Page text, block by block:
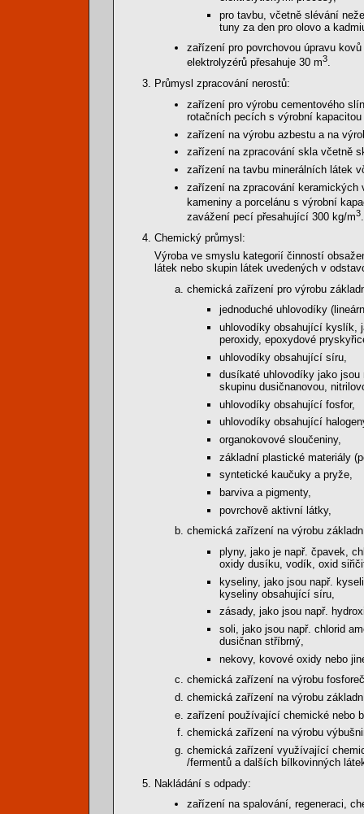
pro tavbu, včetně slévání
tuny za den pro olovo a
zařízení pro povrchovou úpravu
elektrolyzérů přesahuje 30 m3.
Průmysl zpracování nerostů:
zařízení pro výrobu cementového
rotačních pecích s výrobní
zařízení na výrobu azbestu a na
zařízení na zpracování skla včetně
zařízení na tavbu minerálních látek
zařízení na zpracování
kameniny a porcelánu s výrobní
zavážení pecí přesahující 300 kg/m3.
Chemický průmysl:
Výroba ve smyslu kategorií činností
látek nebo skupin látek uvedených v
chemická zařízení pro výrobu
jednoduché uhlovodíky
uhlovodíky obsahující kyslík,
peroxidy, epoxydové
uhlovodíky obsahující síru,
dusíkaté uhlovodíky jako jsou
skupinu dusičnanovou,
uhlovodíky obsahující fosfor,
uhlovodíky obsahující
organokovové sloučeniny,
základní plastické materiály
syntetické kaučuky a pryže,
barviva a pigmenty,
povrchově aktivní látky,
chemická zařízení na výrobu
plyny, jako je např. čpavek,
oxidy dusíku, vodík, oxid
kyseliny, jako jsou např.
kyseliny obsahující síru,
zásady, jako jsou např.
soli, jako jsou např. chlorid
dusičnan stříbrný,
nekovy, kovové oxidy nebo
chemická zařízení na výrobu
chemická zařízení na výrobu
zařízení používající chemické nebo
chemická zařízení na výrobu
chemická zařízení využívající
/fermentů a dalších bílkovinných
Nakládání s odpady:
zařízení na spalování, regeneraci,